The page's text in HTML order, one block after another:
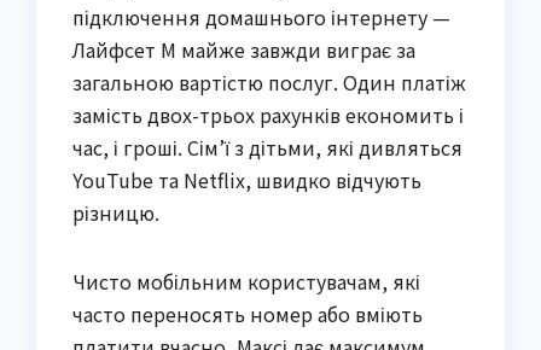
підключення домашнього інтернету —
Лайфсет М майже завжди виграє за
загальною вартістю послуг. Один платіж
замість двох-трьох рахунків економить і
час, і гроші. Сім’ї з дітьми, які дивляться
YouTube та Netflix, швидко відчують
різницю.
Чисто мобільним користувачам, які
часто переносять номер або вміють